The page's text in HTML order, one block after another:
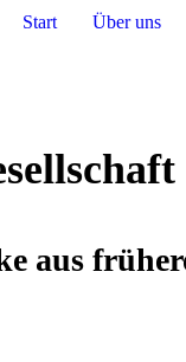
Start Über uns
aus